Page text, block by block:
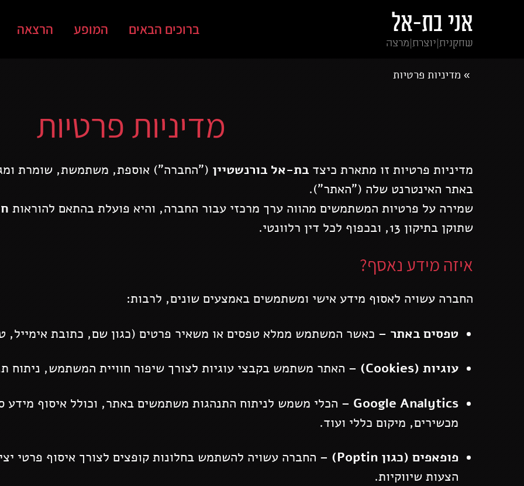
אני בת-אל
שחקנית|יוצרת|מרצה
ברוכים הבאים המופע הרצאה
» מדיניות פרטיות
מדיניות פרטיות
מדיניות פרטיות זו מתארת כיצד בת-אל בורנשטיין ("החברה") אוספת, משתמשת, שומרת
באתר האינטרנט שלה ("האתר").
שמירה על פרטיות המשתמשים מהווה ערך מרכזי עבור החברה, והיא פועלת בהתאם להוראות
שתוקן בתיקון 13, ובכפוף לכל דין רלוונטי.
איזה מידע נאסף?
החברה עשויה לאסוף מידע אישי ומשתמשים באמצעים שונים, לרבות:
טפסים באתר – כאשר המשתמש ממלא טפסים או משאיר פרטים (כגון שם, כתובת אימייל,
עוגיות (Cookies)
– האתר משתמש בקבצי עוגיות לצורך שיפור חוויית המשתמש, ניתוח
Google Analytics – הכלי משמש לניתוח התנהגות משתמשים באתר, וכולל איסוף מידע
מכשירים, מיקום כללי ועוד.
פופאפים (כגון Poptin)
– החברה עשויה להשתמש בחלונות קופצים לצורך איסוף פרטי
הצעות שיווקיות.